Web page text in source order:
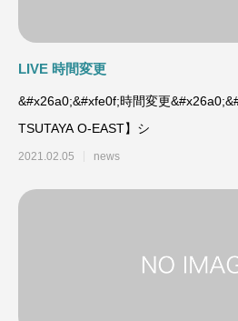
LIVE 時間変更
&#x26a0;&#xfe0f;時間変更
TSUTAYA O-EAST】シ
2021.02.05 news